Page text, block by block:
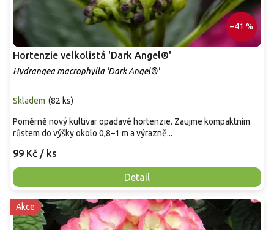
–41 %
Hortenzie velkolistá 'Dark Angel®'
Hydrangea macrophylla 'Dark Angel®'
Skladem (82 ks)
99 Kč / ks
Detail
Poměrně nový kultivar opadavé hortenzie. Zaujme kompaktním
růstem do výšky okolo 0,8–1 m a výrazně...
Akce